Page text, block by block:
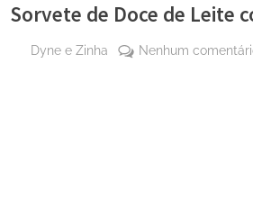
Sorvete de Doce de Leite
By
Dyne e Zinha Nenhum